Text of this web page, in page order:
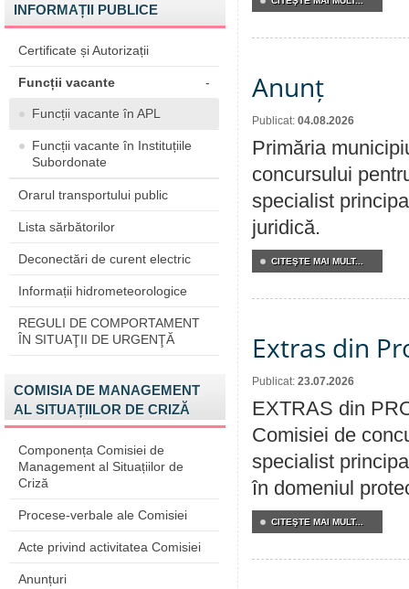
INFORMAȚII PUBLICE
Certificate și Autorizații
Funcții vacante -
Funcții vacante în APL
Funcții vacante în Instituțiile
Subordonate
Orarul transportului public
Lista sărbătorilor
Deconectări de curent electric
Informații hidrometeorologice
REGULI DE COMPORTAMENT
ÎN SITUAŢII DE URGENŢĂ
COMISIA DE MANAGEMENT
AL SITUAȚIILOR DE CRIZĂ
Componența Comisiei de
Management al Situațiilor de
Criză
Procese-verbale ale Comisiei
Acte privind activitatea Comisiei
Anunțuri
Anunț
Publicat: 04.08.2026
Primăria
concursului
specialist
juridică.
CITEŞTE MAI MULT...
Extras din
Publicat: 23.07.2026
EXTRAS din
Comisiei de
specialist
în domeniul
CITEŞTE MAI MULT...